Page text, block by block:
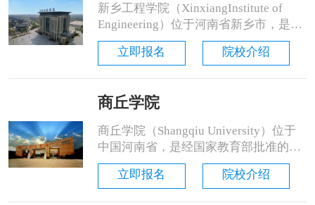
新乡工程学院（XinxiangInstitute of
Engineering）位于河南省新乡市，是一
所经中华人民共和国教育部和河南省人
民政府批准，由新乡市新投实业有限公
教育教学工作先进集体、河南省民办教
的河南......
立即报名 院校介绍
商丘学院
商丘学院（Shangqiu University）位于
中国河南省，是经国家教育部批准的全
日制普通本科院校。由河南省教育厅监
管。由河南商丘春来教育集团举办。学
立即报名 院校介绍